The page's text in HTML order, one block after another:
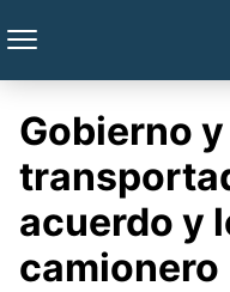
Gobierno y
acuerdo y
camionero